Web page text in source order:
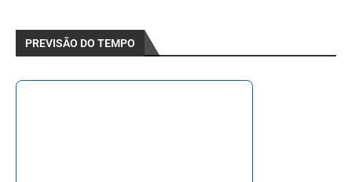
PREVISÃO DO TEMPO